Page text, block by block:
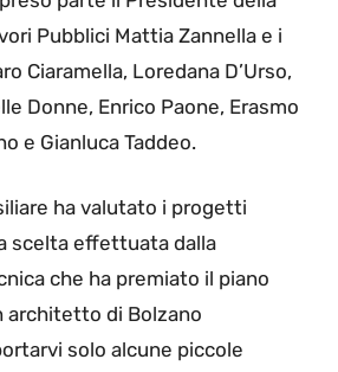
Pubblici Mattia Zannella e i
Ciaramella, Loredana D’Urso,
Donne, Enrico Paone, Erasmo
e Gianluca Taddeo.
ha valutato i progetti
scelta effettuata dalla
che ha premiato il piano
architetto di Bolzano
solo alcune piccole